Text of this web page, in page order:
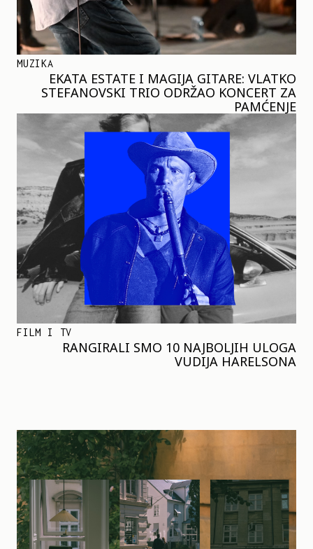
MUZIKA
EKATA ESTATE I MAGIJA GITARE: VLATKO
STEFANOVSKI TRIO ODRŽAO KONCERT ZA
PAMĆENJE
FILM I TV
RANGIRALI SMO 10 NAJBOLJIH ULOGA
VUDIJA HARELSONA